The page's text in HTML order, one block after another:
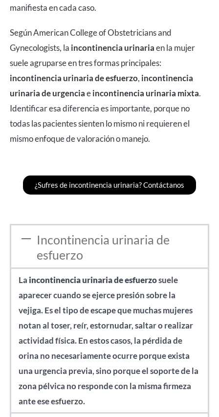
manifiesta en cada caso.
SegúnAmerican College of Obstetricians and
Gynecologists, la incontinencia urinariaen la mujer
suele agruparse en tres formas principales:
incontinencia urinaria de esfuerzo, incontinencia
urinaria de urgenciaeincontinencia urinaria mixta.
Identificar esa diferencia es importante, porque no
todas las pacientes sienten lo mismo ni requieren el
mismo enfoque de valoración o manejo.
¿Sufres de incontinencia urinaria? Contáctanos
Incontinencia urinaria de
esfuerzo
La incontinencia urinaria de esfuerzosuele
aparecer cuando se ejerce presión sobre la
vejiga. Es el tipo de escape que muchas mujeres
notan al toser, reír, estornudar, saltar o realizar
actividad física. En estos casos, la pérdida de
orina no necesariamente ocurre porque exista
una urgencia previa, sino porque el soporte de la
zona pélvica no responde con la misma firmeza
ante ese esfuerzo.